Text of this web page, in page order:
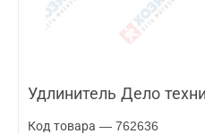
Удлинитель Дело
Код товара — 762636